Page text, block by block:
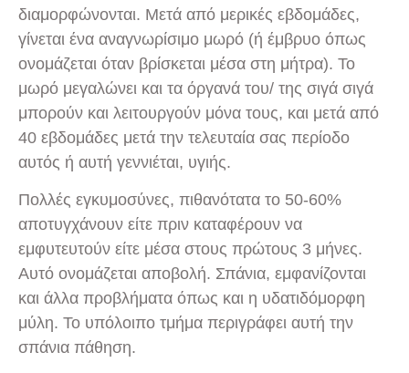
διαμορφώνονται. Μετά από μερικές εβδομάδες,
γίνεται ένα αναγνωρίσιμο μωρό (ή έμβρυο όπως
ονομάζεται όταν βρίσκεται μέσα στη μήτρα). Το
μωρό μεγαλώνει και τα όργανά του/ της σιγά σιγά
μπορούν και λειτουργούν μόνα τους, και μετά από
40 εβδομάδες μετά την τελευταία σας περίοδο
αυτός ή αυτή γεννιέται, υγιής.
Πολλές εγκυμοσύνες, πιθανότατα το 50-60%
αποτυγχάνουν είτε πριν καταφέρουν να
εμφυτευτούν είτε μέσα στους πρώτους 3 μήνες.
Αυτό ονομάζεται αποβολή. Σπάνια, εμφανίζονται
και άλλα προβλήματα όπως και η υδατιδόμορφη
μύλη. Το υπόλοιπο τμήμα περιγράφει αυτή την
σπάνια πάθηση.